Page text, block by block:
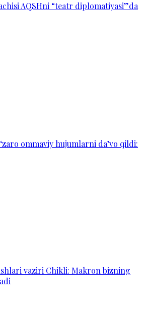
AQSHni “teatr diplomatiyasi”da
ommaviy hujumlarni da’vo qildi:
vaziri Chikli: Makron bizning